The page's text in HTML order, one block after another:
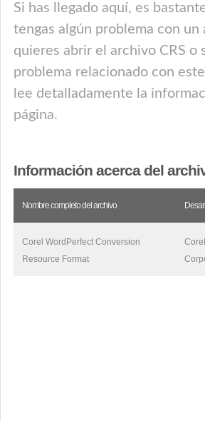
Si has llegado aquí, es
tengas algún problema con un
quieres abrir el archivo CRS o
problema relacionado con
lee detalladamente la
página.
Información acerca del
Nombre completo del archivo
Corel WordPerfect Conversion
Resource Format
Corel